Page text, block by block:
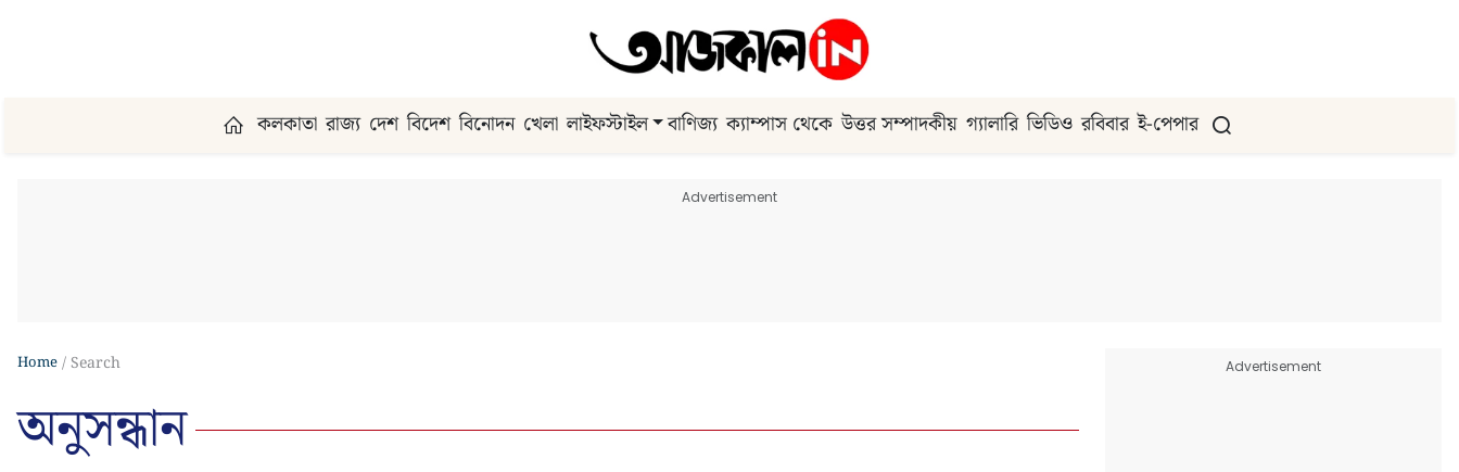
কলকাতা রাজ্য দেশ বিদেশ বিনোদন খেলা লাইফস্টাইল বাণিজ্য ক্যাম্পাস থেকে উত্তর সম্পাদকীয় গ্যালারি ভিডিও রবিবার ই-পেপার
Advertisement
Home Search
অনুসন্ধান
Advertisement